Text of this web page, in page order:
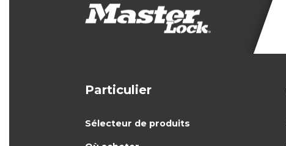
Particulier
Sélecteur de produits